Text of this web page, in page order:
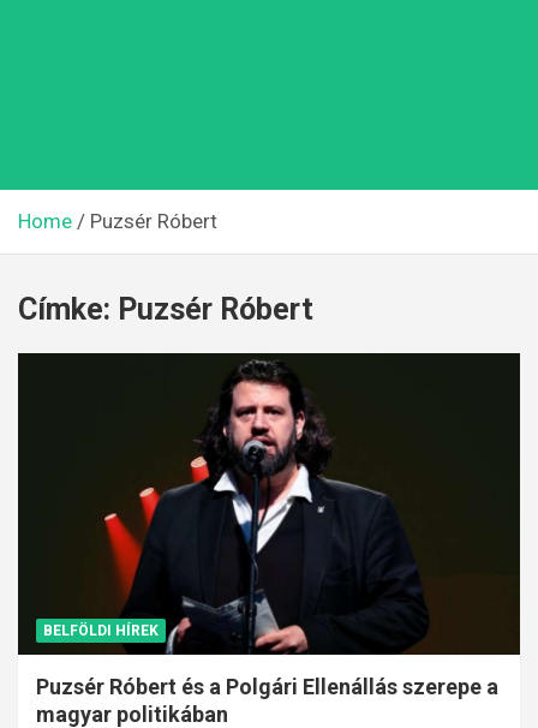
Home Puzsér Róbert
Címke: Puzsér Róbert
BELFÖLDI HÍREK
Puzsér Róbert és a Polgári Ellenállás szerepe a
magyar politikában